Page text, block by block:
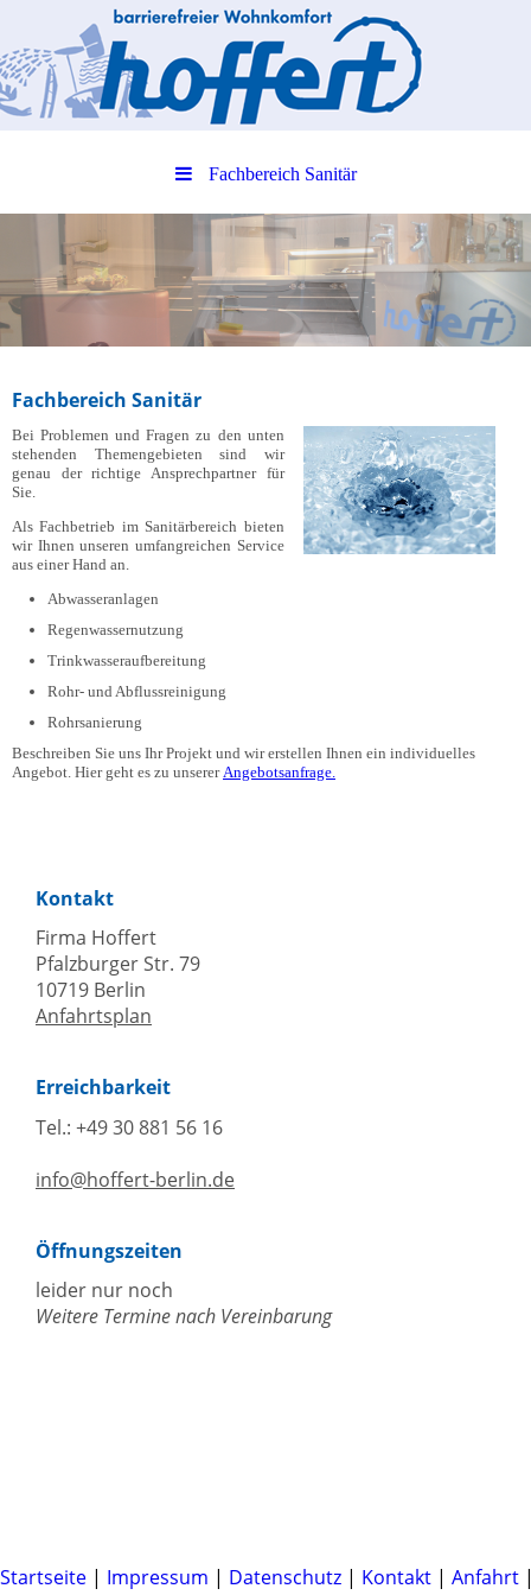
Fachbereich Sanitär
Fachbereich Sanitär
Bei Problemen und Fragen zu den unten
stehenden Themengebieten sind wir
genau der richtige Ansprechpartner für
Sie.
Als Fachbetrieb im Sanitärbereich bieten
wir Ihnen unseren umfangreichen Service
aus einer Hand an.
Abwasseranlagen
Regenwassernutzung
Trinkwasseraufbereitung
Rohr- und Abflussreinigung
Rohrsanierung
Beschreiben Sie uns Ihr Projekt und wir erstellen Ihnen ein individuelles
Angebot. Hier geht es zu unsererAngebotsanfrage.
Kontakt
Firma Hoffert
Pfalzburger Str. 79
10719 Berlin
Anfahrtsplan
Erreichbarkeit
Tel.: +49 30 881 56 16
info@hoffert-berlin.de
Öffnungszeiten
leider nur noch
Weitere Termine nach Vereinbarung
Startseite | Impressum | Datenschutz | Kontakt | Anfahrt